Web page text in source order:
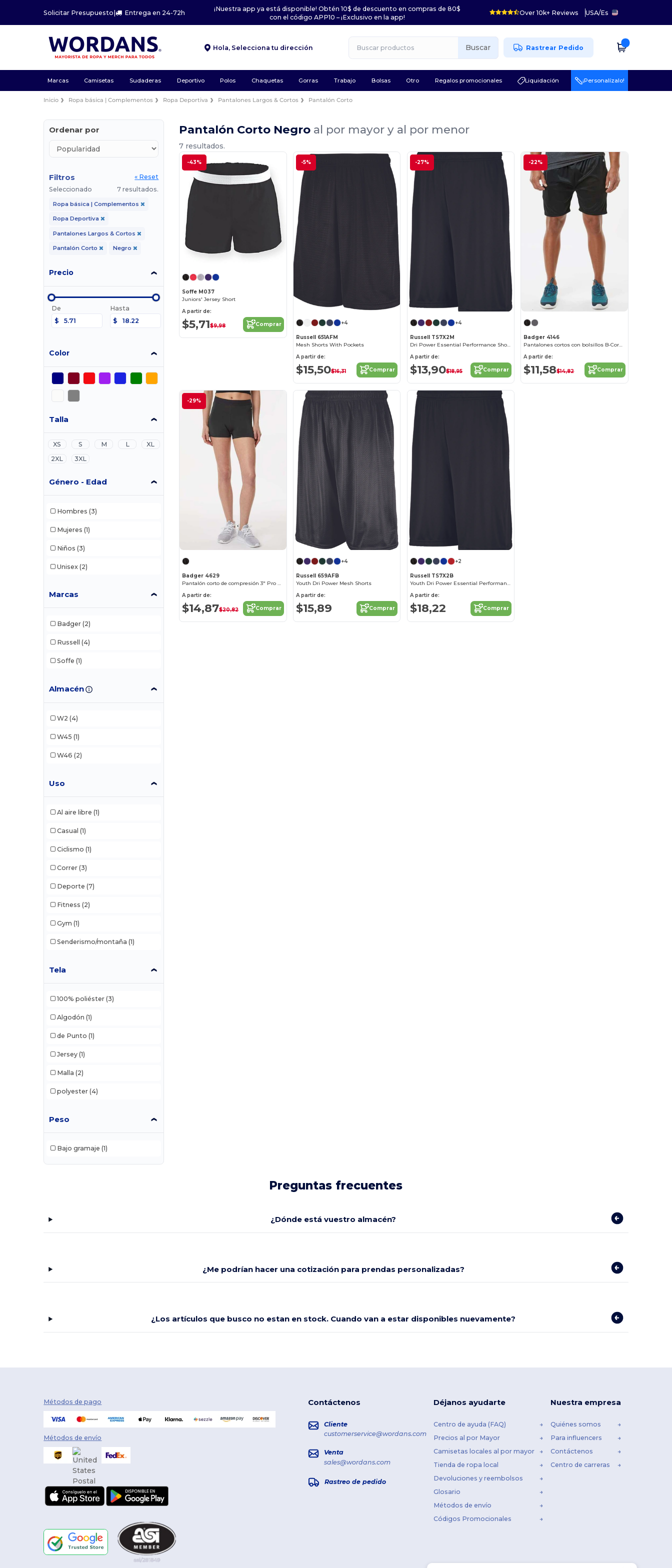
Solicitar Presupuesto| Entrega en 24-72h
¡Nuestra app ya está disponible! Obtén 10$ de descuento en compras de 80$
con el código APP10 – ¡Exclusivo en la app!
Over 10k+ Reviews USA/Es
Hola, Selecciona tu dirección Buscar Rastrear Pedido
Marcas Camisetas Sudaderas Deportivo Polos Chaquetas Gorras Trabajo Bolsas Otro Regalos promocionales Liquidación ¡Personalízalo!
Inicio Ropa básica | Complementos Ropa Deportiva Pantalones Largos & Cortos Pantalón Corto
Ordenar por
Filtros
« Reset
Seleccionado
7 resultados.
Ropa básica | Complementos
Ropa Deportiva
Pantalones Largos & Cortos
Pantalón Corto Negro
Precio
De
$
Hasta
$
Color
Talla
XS S M L
XL
2XL
3XL
Género - Edad
Hombres (3)
Mujeres (1)
Niños (3)
Unisex (2)
Marcas
Badger (2)
Russell (4)
Soffe (1)
Almacén
W2 (4)
W45 (1)
W46 (2)
Uso
Al aire libre (1)
Casual (1)
Ciclismo (1)
Correr (3)
Deporte (7)
Fitness (2)
Gym (1)
Senderismo/montaña (1)
Tela
100% poliéster (3)
Algodón (1)
de Punto (1)
Jersey (1)
Malla (2)
polyester (4)
Peso
Bajo gramaje (1)
Pantalón Corto Negro al por mayor y al por menor
7 resultados.
-43%
Soffe M037
Juniors' Jersey Short
A partir de:
$5,71$9,98 Comprar
-5%
+4
Russell 651AFM
Mesh Shorts With Pockets
A partir de:
$15,50$16,31 Comprar
-27%
+4
Russell TS7X2M
Dri Power Essential Performance Short With Pockets
A partir de:
$13,90$18,95 Comprar
-22%
Badger 4146
Pantalones cortos con bolsillos B-Core 5
A partir de:
$11,58$14,82 Comprar
-29%
Badger 4629
Pantalón corto de compresión 3" Pro para mujer
A partir de:
$14,87$20,82 Comprar
+4
Russell 659AFB
Youth Dri Power Mesh Shorts
A partir de:
$15,89 Comprar
+2
Russell TS7X2B
Youth Dri Power Essential Performance Short With Pockets
A partir de:
$18,22 Comprar
Preguntas frecuentes
¿Dónde está vuestro almacén?
¿Me podrían hacer una cotización para prendas personalizadas?
¿Los artículos que busco no estan en stock. Cuando van a estar disponibles nuevamente?
Métodos de pago
Métodos de envío
Contáctenos
Cliente
customerservice@wordans.com
Venta
sales@wordans.com
Rastreo de pedido
Déjanos ayudarte
Centro de ayuda (FAQ)
Precios al por Mayor
Camisetas locales al por mayor
Tienda de ropa local
Devoluciones y reembolsos
Glosario
Métodos de envío
Códigos Promocionales
Nuestra empresa
Quiénes somos
Para influencers
Contáctenos
Centro de carreras